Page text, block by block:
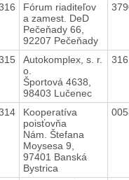
Fórum riaditeľov
a zamest. DeD
Pečeňady 66,
92207 Pečeňady
Autokomplex, s. r.
o.
Športová 4638,
98403 Lučenec
Kooperatíva
poisťovňa
Nám. Štefana
Moysesa 9,
97401 Banská
Bystrica